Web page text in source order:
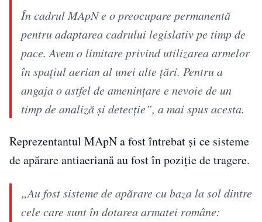
În cadrul MApN e o preocupare permanentă
pentru adaptarea cadrului legislativ pe timp de
pace. Avem o limitare privind utilizarea armelor
în spațiul aerian al unei alte țări. Pentru a
angaja o astfel de amenințare e nevoie de un
timp de analiză și detecție”, a mai spus acesta.
Reprezentantul MApN a fost întrebat și ce sisteme
de apărare antiaeriană au fost în poziție de tragere.
„Au fost sisteme de apărare cu baza la sol dintre
cele care sunt în dotarea armatei române: